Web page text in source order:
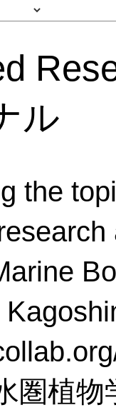
ル
the
圏植